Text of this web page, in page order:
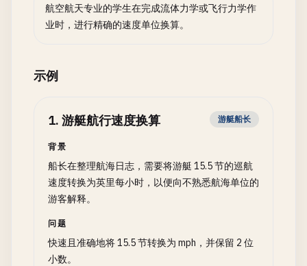
航空航天专业的学生在完成流体力学或飞行力学作
业时，进行精确的速度单位换算。
示例
1. 游艇航行速度换算 游艇船长
背景
船长在整理航海日志，需要将游艇 15.5 节的巡航
速度转换为英里每小时，以便向不熟悉航海单位的
游客解释。
问题
快速且准确地将 15.5 节转换为 mph，并保留 2 位
小数。